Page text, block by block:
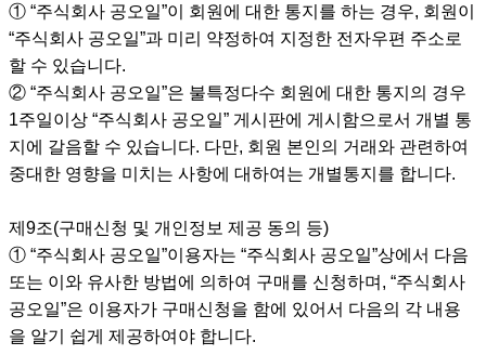
① “주식회사 공오일”이 회원에 대한 통지를 하는 경우, 회원이
“주식회사 공오일”과 미리 약정하여 지정한 전자우편 주소로
할 수 있습니다.
② “주식회사 공오일”은 불특정다수 회원에 대한 통지의 경우
1주일이상 “주식회사 공오일” 게시판에 게시함으로서 개별 통
지에 갈음할 수 있습니다. 다만, 회원 본인의 거래와 관련하여
중대한 영향을 미치는 사항에 대하여는 개별통지를 합니다.
제9조(구매신청 및 개인정보 제공 동의 등)
① “주식회사 공오일”이용자는 “주식회사 공오일”상에서 다음
또는 이와 유사한 방법에 의하여 구매를 신청하며, “주식회사
공오일”은 이용자가 구매신청을 함에 있어서 다음의 각 내용
을 알기 쉽게 제공하여야 합니다.